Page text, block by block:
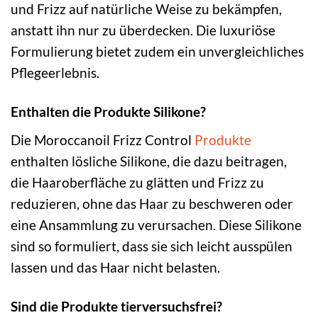
und Frizz auf natürliche Weise zu bekämpfen,
anstatt ihn nur zu überdecken. Die luxuriöse
Formulierung bietet zudem ein unvergleichliches
Pflegeerlebnis.
Enthalten die Produkte Silikone?
Die Moroccanoil Frizz Control Produkte
enthalten lösliche Silikone, die dazu beitragen,
die Haaroberfläche zu glätten und Frizz zu
reduzieren, ohne das Haar zu beschweren oder
eine Ansammlung zu verursachen. Diese Silikone
sind so formuliert, dass sie sich leicht ausspülen
lassen und das Haar nicht belasten.
Sind die Produkte tierversuchsfrei?